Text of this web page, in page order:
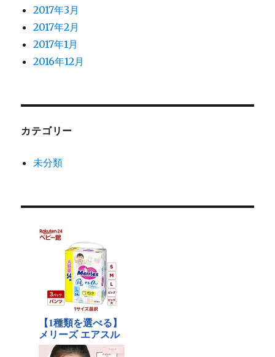
2017年3月
2017年2月
2017年1月
2016年12月
カテゴリー
未分類